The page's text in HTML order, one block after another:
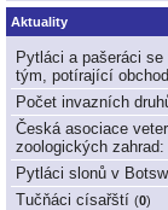
Aktuality
Pytláci a pašeráci
tým, potírající
Počet invazních
Česká asociace
zoologických
Pytláci slonů v
Tučňáci císařští (0)